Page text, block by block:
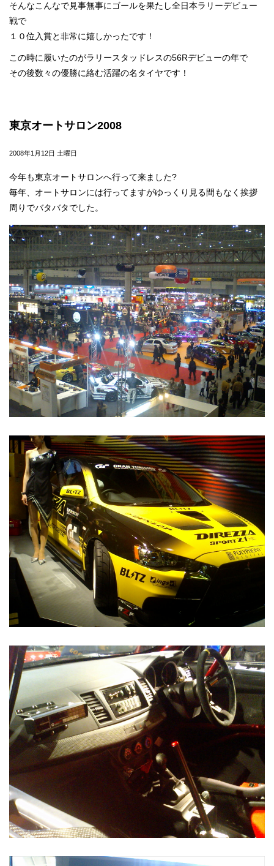
そんなこんなで見事無事にゴールを果たし全日本ラリーデビュー
戦で
１０位入賞と非常に嬉しかったです！
この時に履いたのがラリースタッドレスの56Rデビューの年で
その後数々の優勝に絡む活躍の名タイヤです！
東京オートサロン2008
2008年1月12日 土曜日
今年も東京オートサロンへ行って来ました?
毎年、オートサロンには行ってますがゆっくり見る間もなく挨拶
周りでバタバタでした。